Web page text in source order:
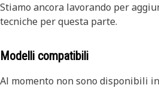
Stiamo ancora lavorando per
tecniche per questa parte.
Modelli compatibili
Al momento non sono disponibili